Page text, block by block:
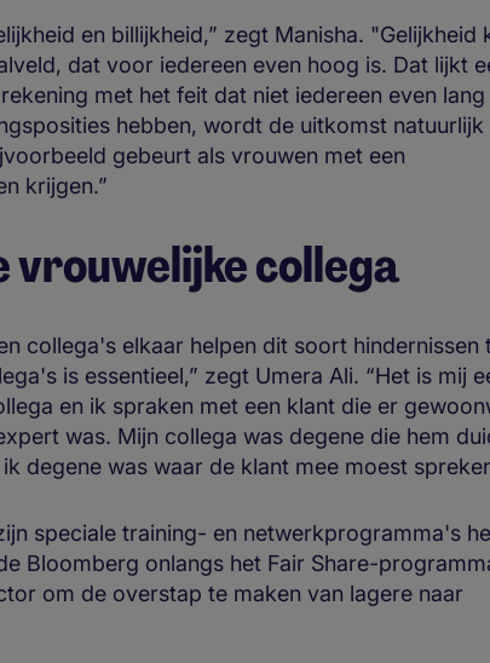
en billijkheid,” zegt Manisha. "Gelijkheid
dat voor iedereen even hoog is. Dat lijkt
met het feit dat niet iedereen even lang
hebben, wordt de uitkomst natuurlijk
gebeurt als vrouwen met een
krijgen.”
vrouwelijke collega
collega's elkaar helpen dit soort hindernissen
is essentieel,” zegt Umera Ali. “Het is mij
en ik spraken met een klant die er
was. Mijn collega was degene die hem
degene was waar de klant mee moest
speciale training- en netwerkprogramma's
Bloomberg onlangs het Fair Share-
om de overstap te maken van lagere naar